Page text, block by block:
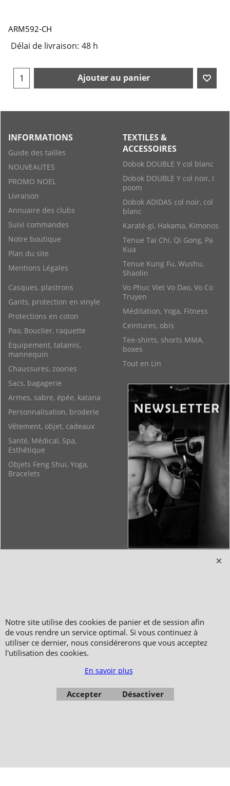
ARM592-CH
Délai de livraison: 48 h
Ajouter au panier
INFORMATIONS
Guide des tailles
NOUVEAUTES
PROMO NOEL
Livraison
Annuaire des clubs
Suivi commandes
Notre boutique
Plan du site
Mentions Légales
TEXTILES &
ACCESSOIRES
Dobok DOUBLE Y col blanc
Dobok DOUBLE Y col noir, I
poom
Dobok ADIDAS col noir, col
blanc
Karaté-gi, Hakama, Kimonos
Tenue Tai Chi, Qi Gong, Pa
Kua
Tenue Kung Fu, Wushu,
Shaolin
Vo Phuc Viet Vo Dao, Vo Co
Truyen
Méditation, Yoga, Fitness
Ceintures, obis
Tee-shirts, shorts MMA,
boxes
Tout en Lin
Casques, plastrons
Gants, protection en vinyle
Protections en coton
Pao, Bouclier, raquette
Equipement, tatamis,
mannequin
Chaussures, zoories
Sacs, bagagerie
Armes, sabre, épée, katana
Personnalisation, broderie
Vêtement, objet, cadeaux
Santé, Médical, Spa,
Esthétique
Objets Feng Shui, Yoga,
Bracelets
Paiement sécurisé via Systempay CAISSE D’ÉPARGNE et PAYPAL
Nos prix sont affichés en HT et en TTC (hors frais de port) dont TVA 5.5 % et 20,0
% incluses, selon les articles
Photos non contractuelles - Reproduction interdite
Notre site utilise des cookies de panier et de session afin
de vous rendre un service optimal. Si vous continuez à
utiliser ce dernier, nous considérerons que vous acceptez
l'utilisation des cookies.
En savoir plus
Accepter Désactiver